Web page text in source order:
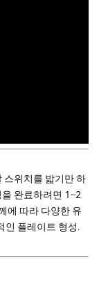
위치를 밟기만 하
완료하려면 1~2
에 따라 다양한 유
인 플레이트 형성.